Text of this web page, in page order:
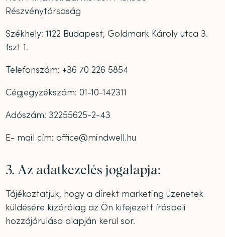
Részvénytársaság
Székhely: 1122 Budapest, Goldmark Károly utca 3.
fszt 1.
Telefonszám: +36 70 226 5854
Cégjegyzékszám: 01-10-142311
Adószám: 32255625-2-43
E- mail cím: office@mindwell.hu
3. Az adatkezelés jogalapja:
Tájékoztatjuk, hogy a direkt marketing üzenetek
küldésére kizárólag az Ön kifejezett írásbeli
hozzájárulása alapján kerül sor.